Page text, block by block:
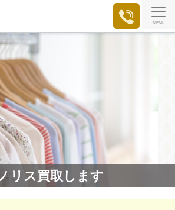
MENU
リス買取します